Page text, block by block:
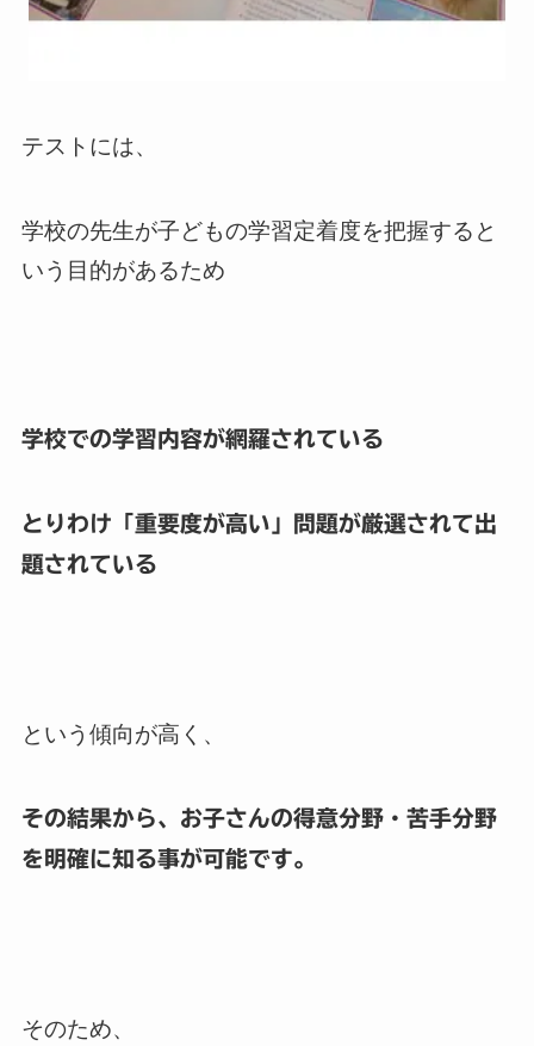
テストには、
学校の先生が子どもの学習定着度を把握すると
いう目的があるため
学校での学習内容が網羅されている
とりわけ「重要度が高い」問題が厳選されて出
題されている
という傾向が高く、
その結果から、お子さんの得意分野・苦手分野
を明確に知る事が可能です。
そのため、